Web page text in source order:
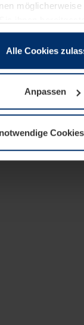
Nutzung der
Betrieb dieser
alle anderen
Ihre Einwilligung
unserer
Alle Cookies
Anpassen